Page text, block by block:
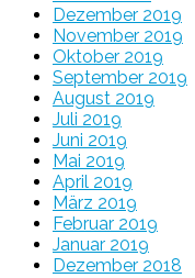
Dezember 2019
November 2019
Oktober 2019
September 2019
August 2019
Juli 2019
Juni 2019
Mai 2019
April 2019
März 2019
Februar 2019
Januar 2019
Dezember 2018